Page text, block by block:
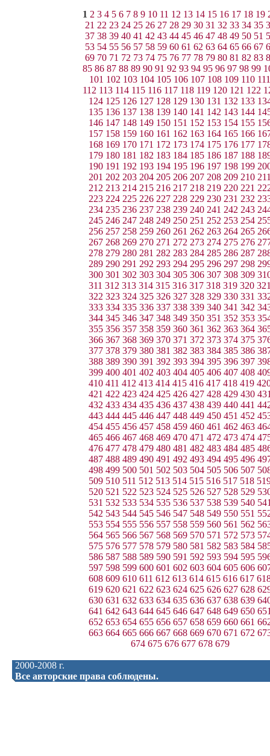
1 2 3 4 5 6 7 8 9 10 11 12 13 14 15 16 17 18 19
21 22 23 24 25 26 27 28 29 30 31 32 33 34 35
37 38 39 40 41 42 43 44 45 46 47 48 49 50 51
53 54 55 56 57 58 59 60 61 62 63 64 65 66 67
69 70 71 72 73 74 75 76 77 78 79 80 81 82 83
85 86 87 88 89 90 91 92 93 94 95 96 97 98 99
101 102 103 104 105 106 107 108 109 110 111
112 113 114 115 116 117 118 119 120 121 122
124 125 126 127 128 129 130 131 132 133
135 136 137 138 139 140 141 142 143 144
146 147 148 149 150 151 152 153 154 155
157 158 159 160 161 162 163 164 165 166
168 169 170 171 172 173 174 175 176 177
179 180 181 182 183 184 185 186 187 188
190 191 192 193 194 195 196 197 198 199
201 202 203 204 205 206 207 208 209 210
212 213 214 215 216 217 218 219 220 221
223 224 225 226 227 228 229 230 231 232
234 235 236 237 238 239 240 241 242 243
245 246 247 248 249 250 251 252 253 254
256 257 258 259 260 261 262 263 264 265
267 268 269 270 271 272 273 274 275 276
278 279 280 281 282 283 284 285 286 287
289 290 291 292 293 294 295 296 297 298
300 301 302 303 304 305 306 307 308 309
311 312 313 314 315 316 317 318 319 320
322 323 324 325 326 327 328 329 330 331
333 334 335 336 337 338 339 340 341 342
344 345 346 347 348 349 350 351 352 353
355 356 357 358 359 360 361 362 363 364
366 367 368 369 370 371 372 373 374 375
377 378 379 380 381 382 383 384 385 386
388 389 390 391 392 393 394 395 396 397
399 400 401 402 403 404 405 406 407 408
410 411 412 413 414 415 416 417 418 419
421 422 423 424 425 426 427 428 429 430
432 433 434 435 436 437 438 439 440 441
443 444 445 446 447 448 449 450 451 452
454 455 456 457 458 459 460 461 462 463
465 466 467 468 469 470 471 472 473 474
476 477 478 479 480 481 482 483 484 485
487 488 489 490 491 492 493 494 495 496
498 499 500 501 502 503 504 505 506 507
509 510 511 512 513 514 515 516 517 518
520 521 522 523 524 525 526 527 528 529
531 532 533 534 535 536 537 538 539 540
542 543 544 545 546 547 548 549 550 551
553 554 555 556 557 558 559 560 561 562
564 565 566 567 568 569 570 571 572 573
575 576 577 578 579 580 581 582 583 584
586 587 588 589 590 591 592 593 594 595
597 598 599 600 601 602 603 604 605 606
608 609 610 611 612 613 614 615 616 617
619 620 621 622 623 624 625 626 627 628
630 631 632 633 634 635 636 637 638 639
641 642 643 644 645 646 647 648 649 650
652 653 654 655 656 657 658 659 660 661
663 664 665 666 667 668 669 670 671 672
674 675 676 677 678 679
2000-2008 г.
Все авторские права соблюдены.